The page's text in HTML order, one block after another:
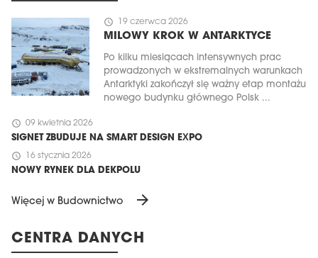
schedule 19 czerwca 2026
MILOWY KROK W ANTARKTYCE
Po kilku miesiącach intensywnych prac
prowadzonych w ekstremalnych warunkach
Antarktyki zakończył się ważny etap montażu
nowego budynku głównego Polsk ...
schedule 09 kwietnia 2026
SIGNET ZBUDUJE NA SMART DESIGN EXPO
schedule 16 stycznia 2026
NOWY RYNEK DLA DEKPOLU
Więcej w Budownictwo arrow_forward
CENTRA DANYCH